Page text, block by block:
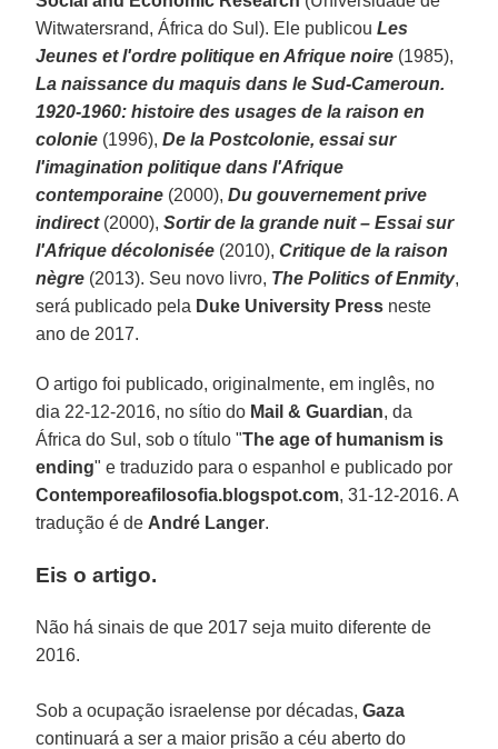
Witwatersrand, África do Sul). Ele publicouLes
Jeunes et l'ordre politique en Afrique noire (1985),
La naissance du maquis dans le Sud-Cameroun.
1920-1960: histoire des usages de la raison en
colonie (1996),De la Postcolonie, essai sur
l'imagination politique dans l'Afrique
contemporaine (2000),Du gouvernement prive
indirect(2000),Sortir de la grande nuit – Essai sur
l'Afrique décolonisée (2010),Critique de la raison
nègre (2013). Seu novo livro, The Politics of Enmity,
será publicado pela Duke University Press neste
ano de 2017.
O artigo foi publicado, originalmente, em inglês, no
dia 22-12-2016, no sítio do Mail & Guardian, da
África do Sul, sob o título "The age of humanism is
ending" e traduzido para o espanhol e publicado por
Contemporeafilosofia.blogspot.com, 31-12-2016. A
tradução é de André Langer.
Eis o artigo.
Não há sinais de que 2017 seja muito diferente de
2016.
Sob a ocupação israelense por décadas,Gaza
continuará a ser a maior prisão a céu aberto do